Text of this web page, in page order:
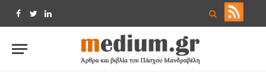
Facebook
TwitterLinkedIn